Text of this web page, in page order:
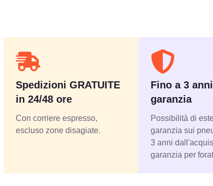
Spedizioni GRATUITE
in 24/48 ore
Con corriere espresso,
escluso zone disagiate.
Fino a 3
garanzia
Possibilità di
garanzia sui
3 anni
garanzia per